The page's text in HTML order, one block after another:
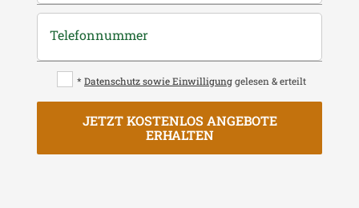
Telefonnummer
* Datenschutz sowie Einwilligung gelesen & erteilt
JETZT KOSTENLOS ANGEBOTE
ERHALTEN